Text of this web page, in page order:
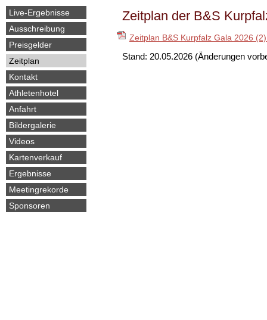
Zeitplan der B&S
Zeitplan B&S Kurpfalz Gala 2026
Stand: 20.05.2026 (Änderungen
überspringen
Live-Ergebnisse
Ausschreibung
Preisgelder
Zeitplan
Kontakt
Athletenhotel
Anfahrt
Bildergalerie
Videos
Kartenverkauf
Ergebnisse
Meetingrekorde
Sponsoren